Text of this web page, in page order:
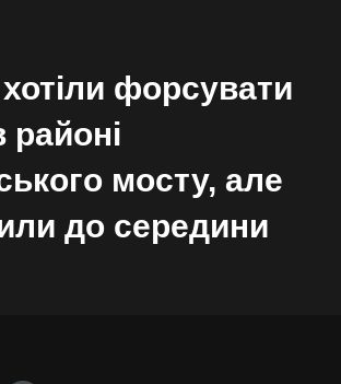
форсувати
районі
мосту, але
до середини